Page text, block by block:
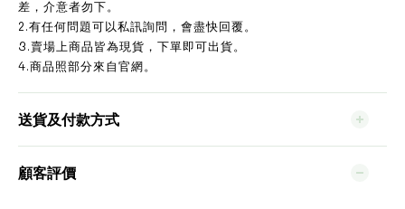
差，介意者勿下。
2.有任何問題可以私訊詢問，會盡快回覆。
3.賣場上商品皆為現貨，下單即可出貨。
4.商品照部分來自官網。
送貨及付款方式
顧客評價